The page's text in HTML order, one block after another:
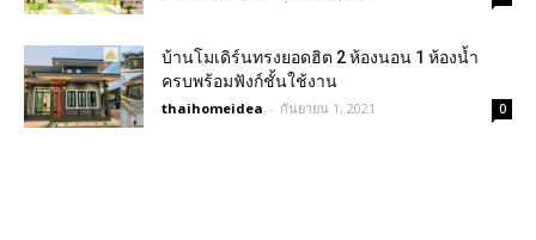
บ้านโมเดิร์นทรงยอดฮิต 2 ห้องนอน 1 ห้องน้ำ
ครบพร้อมฟังก์ชั้นใช้งาน
thaihomeidea - กันยายน 1, 2021 0